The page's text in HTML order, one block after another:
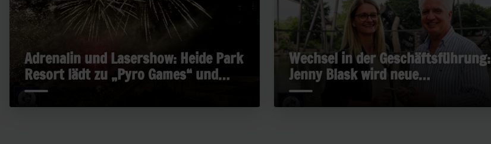
Adrenalin und Lasershow: Heide Park
Resort lädt zu „Pyro Games“ und
„Late Rides“
Wechsel in der Geschäftsführung:
Jenny Blask wird neue
Geschäftsführerin